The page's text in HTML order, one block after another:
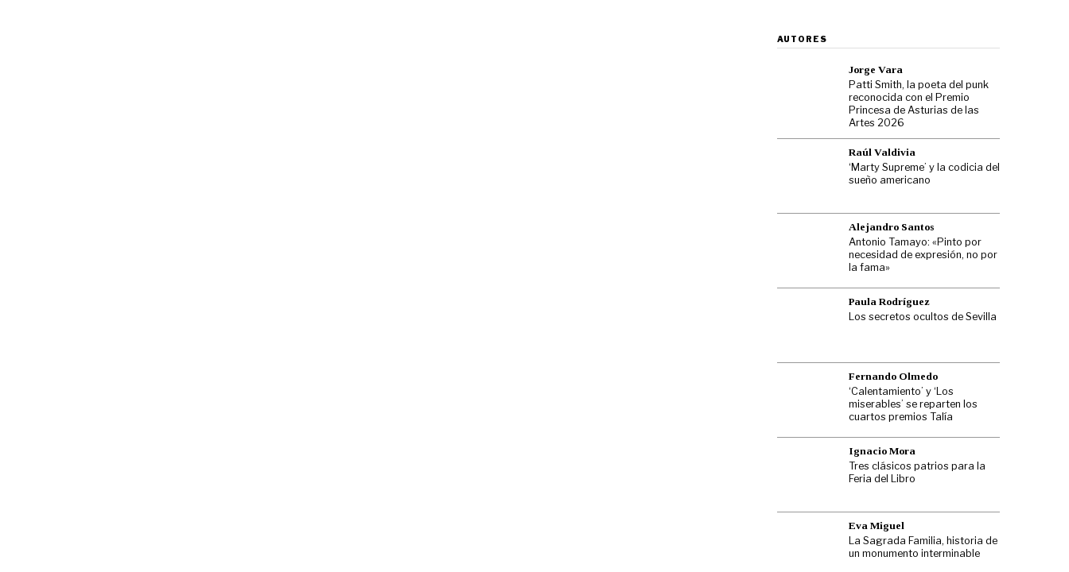
AUTORES
Jorge Vara
Patti Smith, la poeta del punk
reconocida con el Premio
Princesa de Asturias de las
Artes 2026
Raúl Valdivia
‘Marty Supreme’ y la codicia del
sueño americano
Alejandro Santos
Antonio Tamayo: «Pinto por
necesidad de expresión, no por
la fama»
Paula Rodríguez
Los secretos ocultos de Sevilla
Fernando Olmedo
‘Calentamiento’ y ‘Los
miserables’ se reparten los
cuartos premios Talía
Ignacio Mora
Tres clásicos patrios para la
Feria del Libro
Eva Miguel
La Sagrada Familia, historia de
un monumento interminable